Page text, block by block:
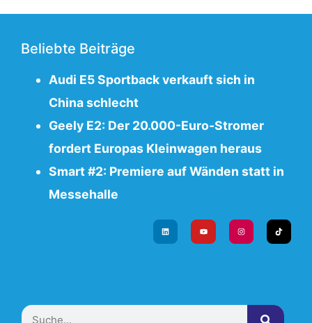
Beliebte Beiträge
Audi E5 Sportback verkauft sich in
China schlecht
Geely E2: Der 20.000-Euro-Stromer
fordert Europas Kleinwagen heraus
Smart #2: Premiere auf Wänden statt in
Messehalle